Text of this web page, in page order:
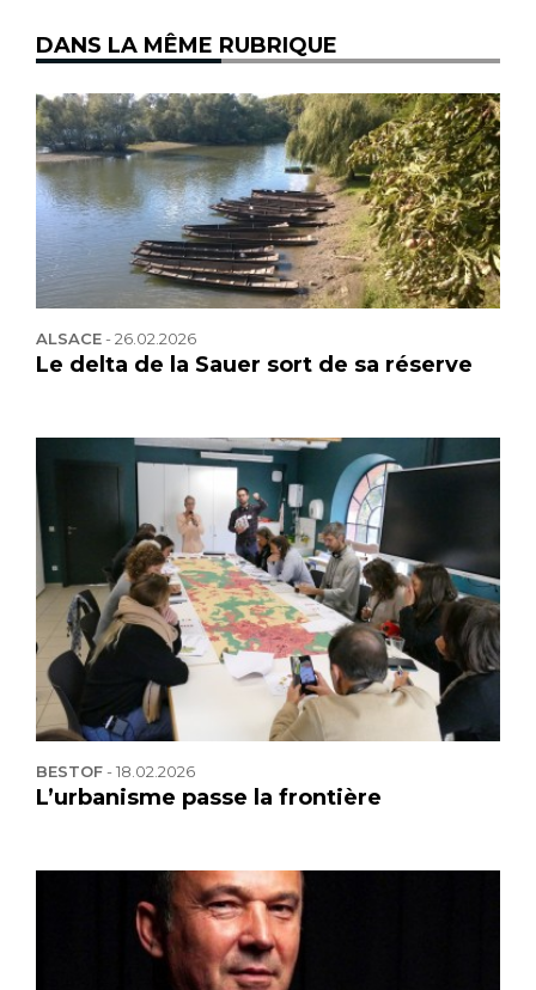
DANS LA MÊME RUBRIQUE
ALSACE-26.02.2026
Le delta de la Sauer sort de sa réserve
BESTOF-18.02.2026
L’urbanisme passe la frontière